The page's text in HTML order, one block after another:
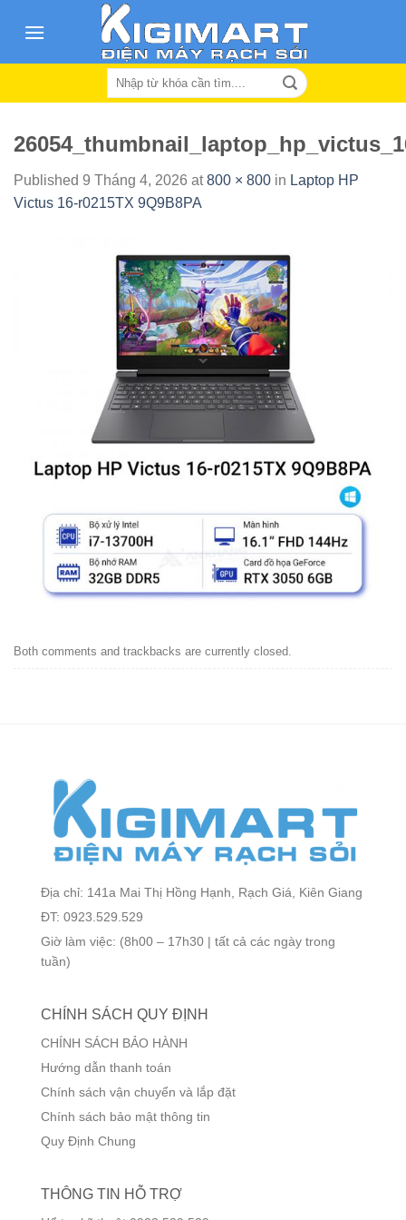
Search
Published 9 Tháng 4, 2026 at800 × 800 in Laptop HP
Victus 16-r0215TX 9Q9B8PA
Both comments and trackbacks are currently closed.
Địa chỉ: 141a Mai Thị Hồng Hạnh, Rạch Giá, Kiên Giang
ĐT: 0923.529.529
Giờ làm việc: (8h00 – 17h30 | tất cả các ngày trong
tuần)
CHÍNH SÁCH QUY ĐỊNH
CHÍNH SÁCH BẢO HÀNH
Hướng dẫn thanh toán
Chính sách vận chuyển và lắp đặt
Chính sách bảo mật thông tin
Quy Định Chung
THÔNG TIN HỖ TRỢ